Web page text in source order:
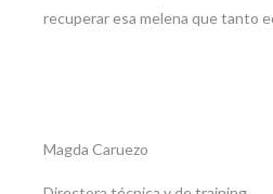
recuperar esa melena que tanto
Magda Caruezo